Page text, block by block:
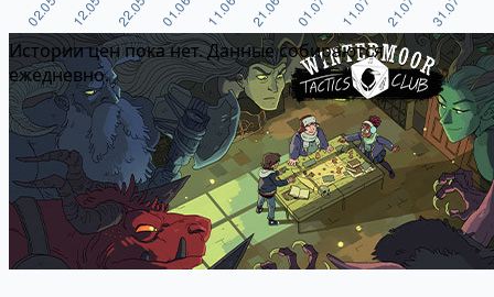
Истории цен пока нет. Данные собираются
ежедневно.